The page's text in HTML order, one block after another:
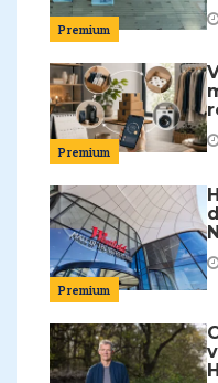
Premium
Premium
Premium